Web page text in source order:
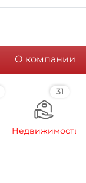
О компании
31
Недвижимость